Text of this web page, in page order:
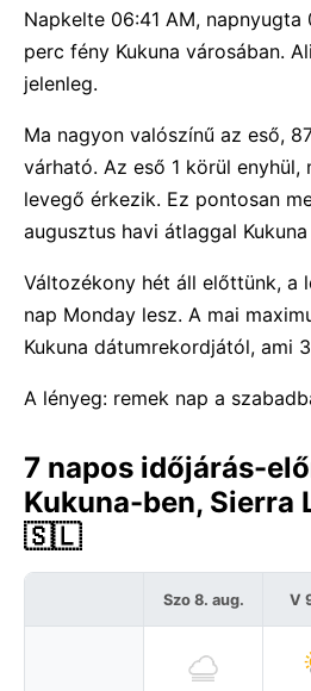
Napkelte 06:41 AM, napnyugta
perc fény Kukuna városában.
jelenleg.
Ma nagyon valószínű az eső,
várható. Az eső 1 körül
levegő érkezik. Ez pontosan
augusztus havi átlaggal
Változékony hét áll előttünk, a
nap Monday lesz. A mai
Kukuna dátumrekordjától, ami
A lényeg: remek nap a
7 napos időjárás-
Kukuna-ben, Sierra
🇸🇱
Szo 8. aug. V